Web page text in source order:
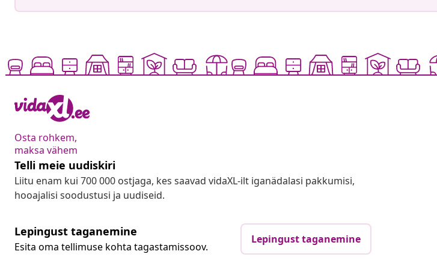
Osta rohkem,
maksa vähem
Telli meie uudiskiri
Liitu enam kui 700 000 ostjaga, kes saavad vidaXL-ilt iganädalasi pakkumisi,
hooajalisi soodustusi ja uudiseid.
Lepingust taganemine
Esita oma tellimuse kohta tagastamissoov.
Lepingust taganemine